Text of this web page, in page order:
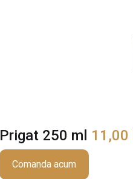
Prigat 250 ml 11,00
Comanda acum